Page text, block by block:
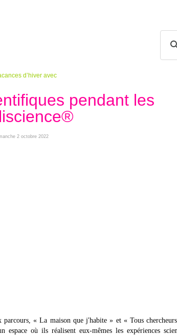
d’hiver avec
pendant les
2 octobre 2022
parcours, « La maison que j'habite » et « Tous
espace où ils réalisent eux-mêmes les expériences